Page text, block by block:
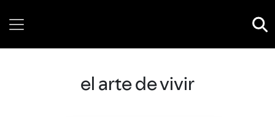
el arte de vivir